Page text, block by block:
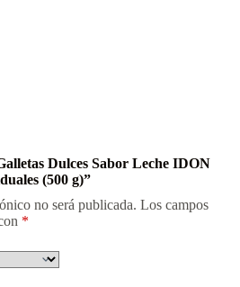
Dulces Sabor Leche IDON
(500 g)”
no será publicada. Los campos
*